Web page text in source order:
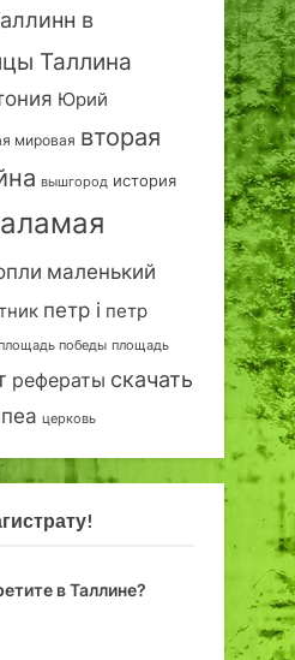
в
Таллина
Юрий
мировая вторая
вышгород история
маленький
петр i петр
победы площадь
рефераты скачать
церковь
в Таллине?